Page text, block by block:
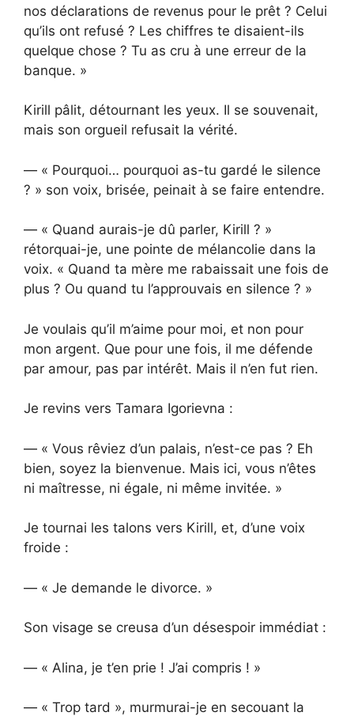
nos déclarations de revenus pour le prêt ? Celui
qu’ils ont refusé ? Les chiffres te disaient-ils
quelque chose ? Tu as cru à une erreur de la
banque. »
Kirill pâlit, détournant les yeux. Il se souvenait,
mais son orgueil refusait la vérité.
— « Pourquoi… pourquoi as-tu gardé le silence
? » son voix, brisée, peinait à se faire entendre.
— « Quand aurais-je dû parler, Kirill ? »
rétorquai-je, une pointe de mélancolie dans la
voix. « Quand ta mère me rabaissait une fois de
plus ? Ou quand tu l’approuvais en silence ? »
Je voulais qu’il m’aime pour moi, et non pour
mon argent. Que pour une fois, il me défende
par amour, pas par intérêt. Mais il n’en fut rien.
Je revins vers Tamara Igorievna :
— « Vous rêviez d’un palais, n’est-ce pas ? Eh
bien, soyez la bienvenue. Mais ici, vous n’êtes
ni maîtresse, ni égale, ni même invitée. »
Je tournai les talons vers Kirill, et, d’une voix
froide :
— « Je demande le divorce. »
Son visage se creusa d’un désespoir immédiat :
— « Alina, je t’en prie ! J’ai compris ! »
— « Trop tard », murmurai-je en secouant la